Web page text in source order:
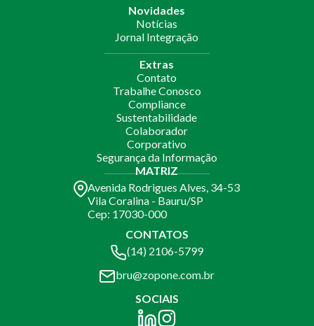
Novidades
Notícias
Jornal Integração
Extras
Contato
Trabalhe Conosco
Compliance
Sustentabilidade
Colaborador
Corporativo
Segurança da Informação
MATRIZ
Avenida Rodrigues Alves, 34-53
Vila Coralina - Bauru/SP
Cep: 17030-000
CONTATOS
(14) 2106-5799
bru@zopone.com.br
SOCIAIS